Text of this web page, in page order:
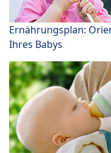
Ernährungsplan:
Ihres Babys